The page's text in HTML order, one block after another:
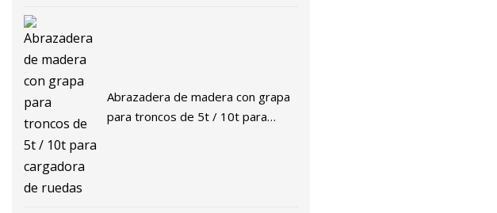
Abrazadera de madera con grapa
para troncos de 5t / 10t para